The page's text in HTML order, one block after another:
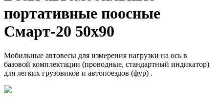
портативные поосные
Смарт-20 50x90
Мобильные автовесы для измерения нагрузки на ось в
базовой комплектации (проводные, стандартный индикатор)
для легких грузовиков и автопоездов (фур) .